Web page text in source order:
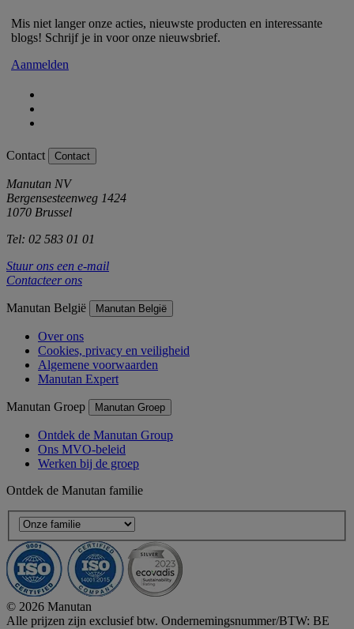
Mis niet langer onze acties, nieuwste producten en interessante
blogs! Schrijf je in voor onze nieuwsbrief.
Aanmelden
Contact Contact
Manutan NV
Bergensesteenweg 1424
1070 Brussel
Tel: 02 583 01 01
Stuur ons een e-mail
Contacteer ons
Manutan België Manutan België
Over ons
Cookies, privacy en veiligheid
Algemene voorwaarden
Manutan Expert
Manutan Groep Manutan Groep
Ontdek de Manutan Group
Ons MVO-beleid
Werken bij de groep
Ontdek de Manutan familie
© 2026 Manutan
Alle prijzen zijn exclusief btw. Ondernemingsnummer/BTW: BE